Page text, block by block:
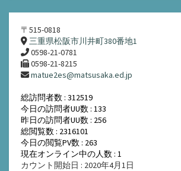
〒515-0818
三重県松阪市川井町380番地1
0598-21-0781
0598-21-8215
matue2es@matsusaka.ed.jp
総訪問者数 : 312519
今日の訪問者UU数 : 133
昨日の訪問者UU数 : 256
総閲覧数 : 2316101
今日の閲覧PV数 : 263
現在オンライン中の人数 : 1
カウント開始日 : 2020年4月1日